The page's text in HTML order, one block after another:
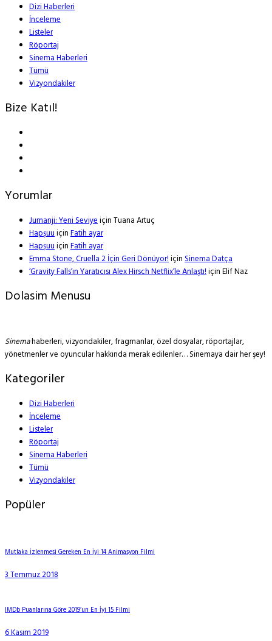
Dizi Haberleri
İnceleme
Listeler
Röportaj
Sinema Haberleri
Tümü
Vizyondakiler
Bize Katıl!
Yorumlar
Jumanji: Yeni SeviyeiçinTuana Artuç
HapşuuiçinFatih ayar
HapşuuiçinFatih ayar
Emma Stone, Cruella 2 İçin Geri Dönüyor!içinSinema Datça
‘Gravity Falls’ın Yaratıcısı Alex Hirsch Netflix’le Anlaştı!içinElif Naz
Dolasim Menusu
Sinemahaberleri, vizyondakiler, fragmanlar, özel dosyalar, röportajlar,
yönetmenler ve oyuncular hakkında merak edilenler… Sinemaya dair her şey!
Kategoriler
Dizi Haberleri
İnceleme
Listeler
Röportaj
Sinema Haberleri
Tümü
Vizyondakiler
Popüler
Mutlaka İzlenmesi Gereken En İyi 14 Animasyon Filmi
3 Temmuz 2018
IMDb Puanlarına Göre 2019’un En İyi 15 Filmi
6 Kasım 2019